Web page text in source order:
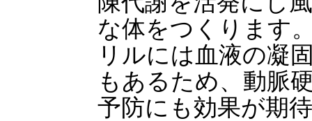
な体をつくります
リルには血液の凝
もあるため、動脈
予防にも効果が期